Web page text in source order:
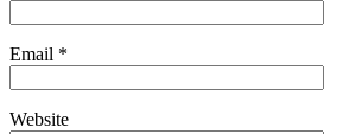
Email *
Website